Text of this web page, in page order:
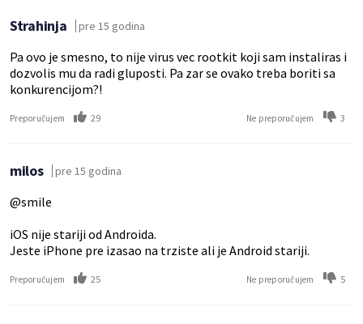
Strahinja pre 15 godina
Pa ovo je smesno, to nije virus vec rootkit koji sam instaliras i
dozvolis mu da radi gluposti. Pa zar se ovako treba boriti sa
konkurencijom?!
Preporučujem 29 Ne preporučujem 3
milos pre 15 godina
@smile
iOS nije stariji od Androida.
Jeste iPhone pre izasao na trziste ali je Android stariji.
Preporučujem 25 Ne preporučujem 5